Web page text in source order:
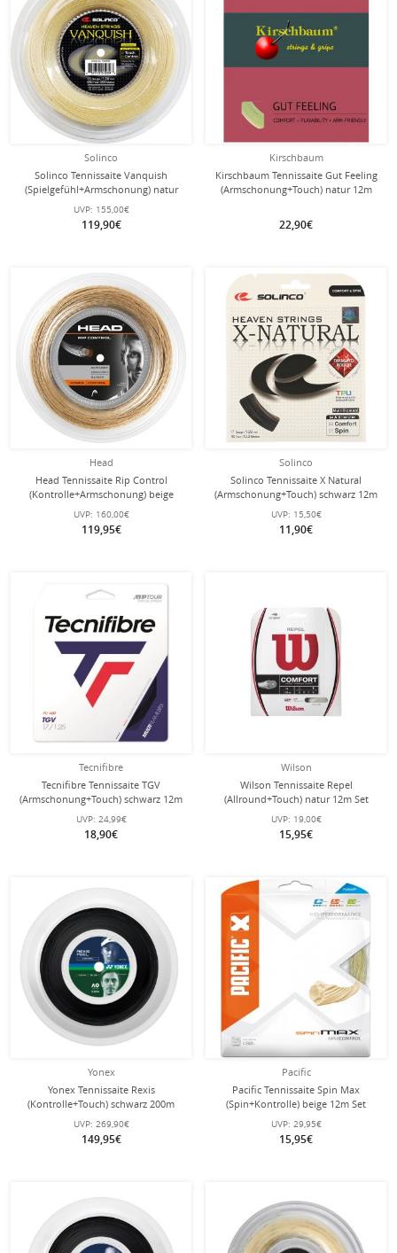
Solinco
Solinco Tennissaite Vanquish
(Spielgefühl+Armschonung) natur
200m Rolle
UVP: 155,00€
119,90€
Kirschbaum
Kirschbaum Tennissaite Gut Feeling
(Armschonung+Touch) natur 12m
22,90€
Head
Head Tennissaite Rip Control
(Kontrolle+Armschonung) beige
200m Rolle
UVP: 160,00€
119,95€
Solinco
Solinco Tennissaite X Natural
(Armschonung+Touch) schwarz 12m
Set
UVP: 15,50€
11,90€
Tecnifibre
Tecnifibre Tennissaite TGV
(Armschonung+Touch) schwarz 12m
Set
UVP: 24,99€
18,90€
Wilson
Wilson Tennissaite Repel
(Allround+Touch) natur 12m Set
UVP: 19,00€
15,95€
Yonex
Yonex Tennissaite Rexis
(Kontrolle+Touch) schwarz 200m
Rolle
UVP: 269,90€
149,95€
Pacific
Pacific Tennissaite Spin Max
(Spin+Kontrolle) beige 12m Set
UVP: 29,95€
15,95€